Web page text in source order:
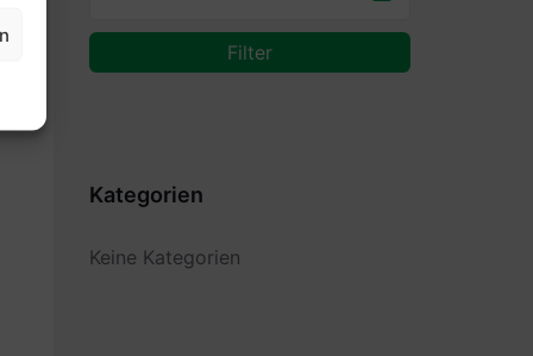
Filter
Kategorien
Keine Kategorien